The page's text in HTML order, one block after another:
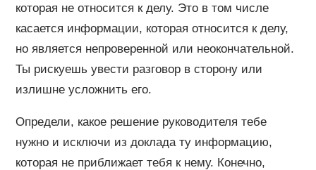
которая не относится к делу. Это в том числе
касается информации, которая относится к делу,
но является непроверенной или неокончательной.
Ты рискуешь увести разговор в сторону или
излишне усложнить его.
Определи, какое решение руководителя тебе
нужно и исключи из доклада ту информацию,
которая не приближает тебя к нему. Конечно,